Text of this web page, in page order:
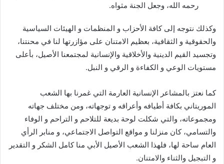
رحمه الله، وجعل الجنة مثواه.
وكذلك نتوجه إلى كافة الأحزاب و المنظمات و الهيئات السياسية
والحقوقية و الثقافية، بعظيم الامتنان على مؤازرتها لنا في محنتنا،
وتجسيد القيم الدينية والأخلاقية والإنسانية لمجتمعنا الأصيل، بأعلى
مستويات الوعي و الكفاءة و الرقي و النبل.
كما نعتز بالمشاعر الإنسانية العارمة التي غمرنا بها الشعب
الموريتاني بكافة أطيافه وأعراقه و توجهاته، ومن مختلف جهاته
ومجموعاته، والتي شكلت لوحة بديعة للتلاحم و التراحم و الوفاء
والتسامي، كان منزلنا و مواقع التواصل الاجتماعي، و منابر الرأي
العام ساحة لها، فلهذا الشعب الأصيل الأبي منا كامل الشكر و التقدير
و التبجيل والثناء والامتنان.